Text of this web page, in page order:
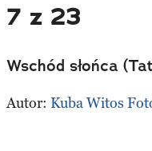
7 z 23
Wschód słońca
Autor: Kuba Witos